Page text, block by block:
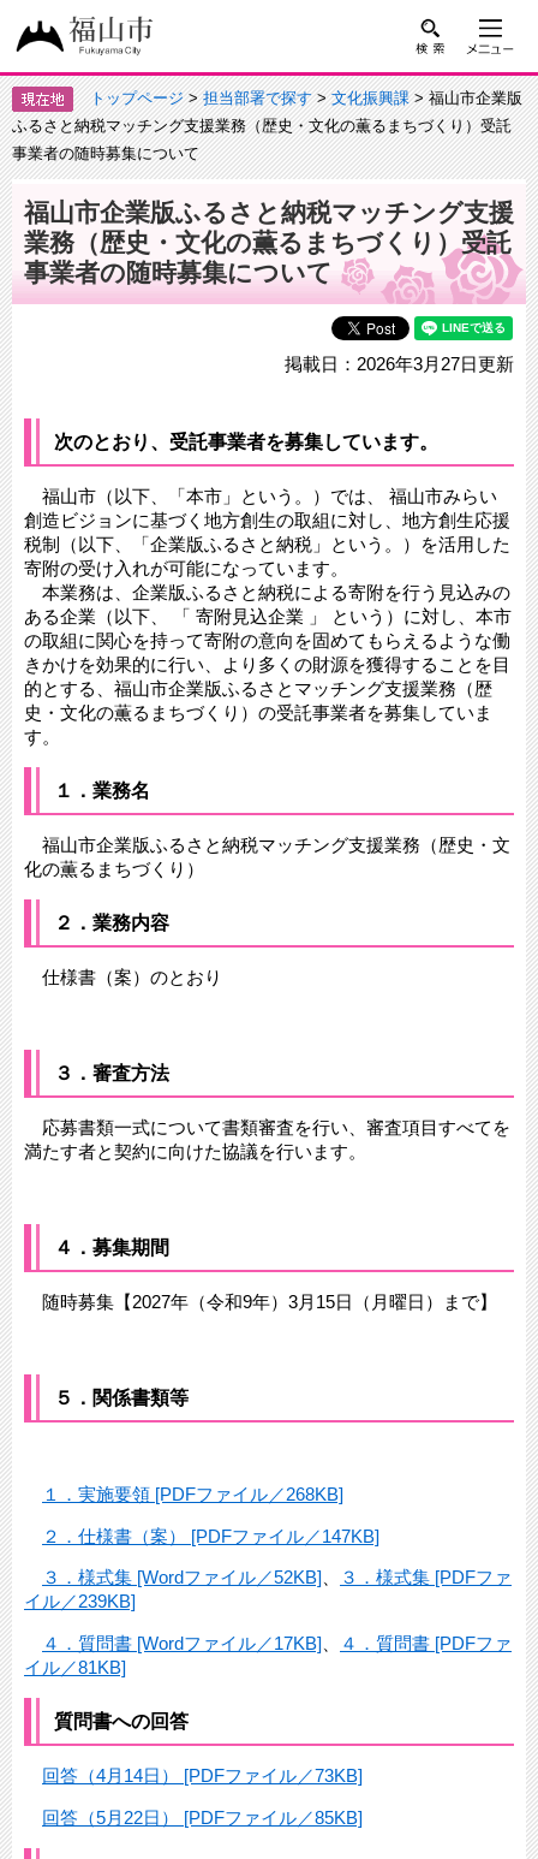
トップページ>担当部署で探す>文化振興課> 福山市企業版
ふるさと納税マッチング支援業務（歴史・文化の薫るまちづくり）受託
事業者の随時募集について
福山市企業版ふるさと納税マッチング支援
業務（歴史・文化の薫るまちづくり）受託
事業者の随時募集について
掲載日：2026年3月27日更新
次のとおり、受託事業者を募集しています。
福山市（以下、「本市」という。）では、 福山市みらい
創造ビジョンに基づく地方創生の取組に対し、地方創生応援
税制（以下、「企業版ふるさと納税」という。）を活用した
寄附の受け入れが可能になっています。
本業務は、企業版ふるさと納税による寄附を行う見込みの
ある企業（以下、 「 寄附見込企業 」 という）に対し、本市
の取組に関心を持って寄附の意向を固めてもらえるような働
きかけを効果的に行い、より多くの財源を獲得することを目
的とする、福山市企業版ふるさとマッチング支援業務（歴
史・文化の薫るまちづくり）の受託事業者を募集していま
す。
１．業務名
福山市企業版ふるさと納税マッチング支援業務（歴史・文
化の薫るまちづくり）
２．業務内容
仕様書（案）のとおり
３．審査方法
応募書類一式について書類審査を行い、審査項目すべてを
満たす者と契約に向けた協議を行います。
４．募集期間
随時募集【2027年（令和9年）3月15日（月曜日）まで】
５．関係書類等
１．実施要領 [PDFファイル／268KB]
２．仕様書（案） [PDFファイル／147KB]
３．様式集 [Wordファイル／52KB] 、
３．様式集 [PDFファ
イル／239KB]
４．質問書 [Wordファイル／17KB] 、
４．質問書 [PDFファ
イル／81KB]
質問書への回答
回答（4月14日） [PDFファイル／73KB]
回答（5月22日） [PDFファイル／85KB]